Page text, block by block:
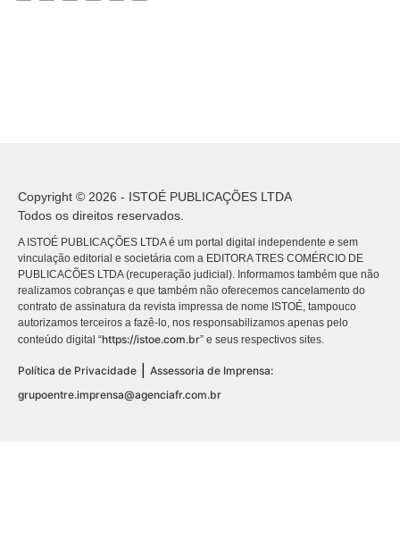
Copyright © 2026 - ISTOÉ PUBLICAÇÕES LTDA
Todos os direitos reservados.
A ISTOÉ PUBLICAÇÕES LTDA é um portal digital independente e sem
vinculação editorial e societária com a EDITORA TRES COMÉRCIO DE
PUBLICACÕES LTDA (recuperação judicial). Informamos também que não
realizamos cobranças e que também não oferecemos cancelamento do
contrato de assinatura da revista impressa de nome ISTOÉ, tampouco
autorizamos terceiros a fazê-lo, nos responsabilizamos apenas pelo
conteúdo digital “https://istoe.com.br” e seus respectivos sites.
Política de Privacidade | Assessoria de Imprensa:
grupoentre.imprensa@agenciafr.com.br